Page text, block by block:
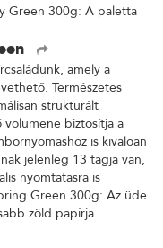
Green 300g: A paletta
amely a
Természetes
strukturált
biztosítja a
is kiválóan
jelenleg 13 tagja van,
nyomtatásra is
Green 300g: Az üde
zöld papírja.